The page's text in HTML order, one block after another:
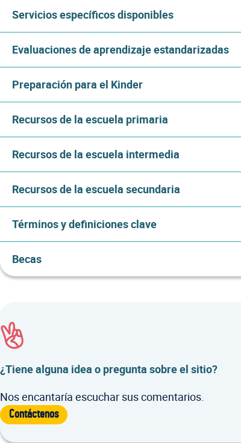
Servicios específicos disponibles
Evaluaciones de aprendizaje estandarizadas
Preparación para el Kinder
Recursos de la escuela primaria
Recursos de la escuela intermedia
Recursos de la escuela secundaria
Términos y definiciones clave
Becas
¿Tiene alguna idea o pregunta sobre el sitio?
Nos encantaría escuchar sus comentarios.
Contáctenos